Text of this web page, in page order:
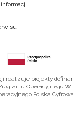
realizuje projekty
Operacyjnego
Polska Cyfrowa